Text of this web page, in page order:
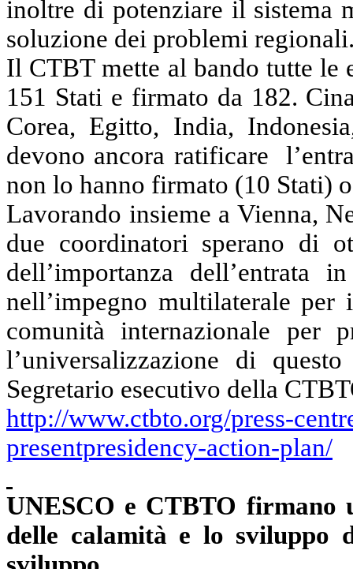
inoltre di potenziare il sistema
soluzione dei problemi
Il CTBT mette al bando tutte le
151 Stati e firmato da 182.
Corea, Egitto, India,
devono ancora ratificare
non lo hanno firmato (10 Stati)
Lavorando insieme a Vienna,
due coordinatori sperano di
dell’importanza dell’entrata
nell’impegno multilaterale
comunità internazionale per
l’universalizzazione di
Segretario esecutivo della
http://www.ctbto.org/press-
presentpresidency-action-plan/
UNESCO e CTBTO firmano
delle calamità e lo sviluppo